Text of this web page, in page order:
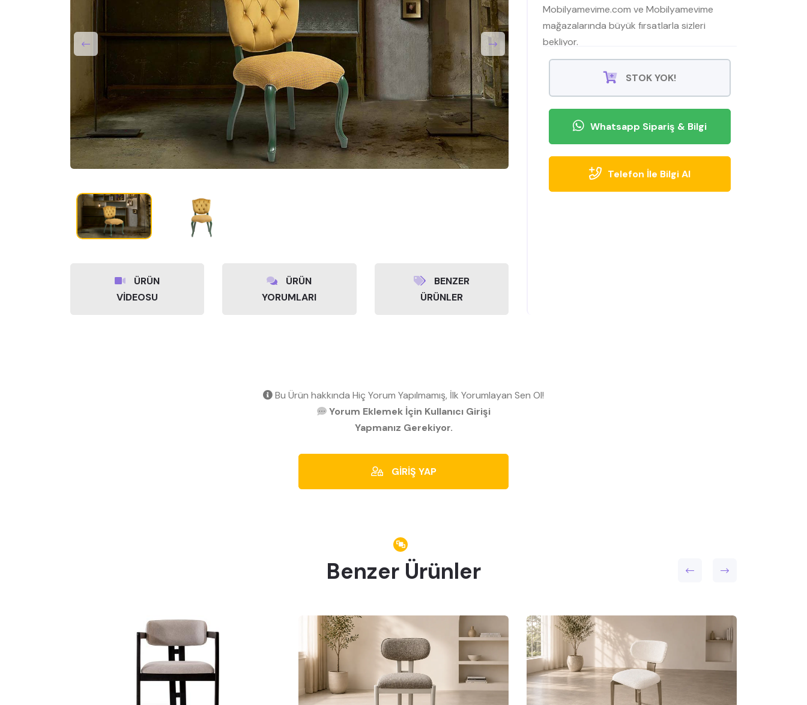
ÜRÜN
VİDEOSU
ÜRÜN
YORUMLARI
BENZER
ÜRÜNLER
Mobilyamevime.com ve Mobilyamevime
mağazalarında büyük fırsatlarla sizleri
bekliyor.
STOK YOK!
Whatsapp Sipariş & Bilgi
Telefon İle Bilgi Al
Bu Ürün hakkında Hiç Yorum Yapılmamış, İlk Yorumlayan Sen Ol!
Yorum Eklemek İçin Kullanıcı Girişi
Yapmanız Gerekiyor.
GİRİŞ YAP
Benzer Ürünler